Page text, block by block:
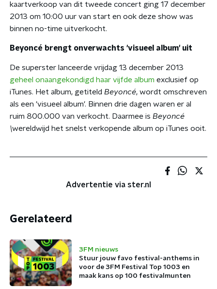
kaartverkoop van dit tweede concert ging 17 december
2013 om 10:00 uur van start en ook deze show was
binnen no-time uitverkocht.
Beyoncé brengt onverwachts 'visueel album' uit
De superster lanceerde vrijdag 13 december 2013
geheel onaangekondigd haar vijfde album exclusief op
iTunes. Het album, getiteld Beyoncé, wordt omschreven
als een 'visueel album'. Binnen drie dagen waren er al
ruim 800.000 van verkocht. Daarmee is Beyoncé
\wereldwijd het snelst verkopende album op iTunes ooit.
Advertentie via ster.nl
Gerelateerd
3FM nieuws
Stuur jouw favo festival-anthems in
voor de 3FM Festival Top 1003 en
maak kans op 100 festivalmunten